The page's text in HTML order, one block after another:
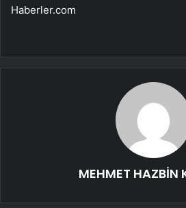
Haberler.com
MEHMET HAZBİN